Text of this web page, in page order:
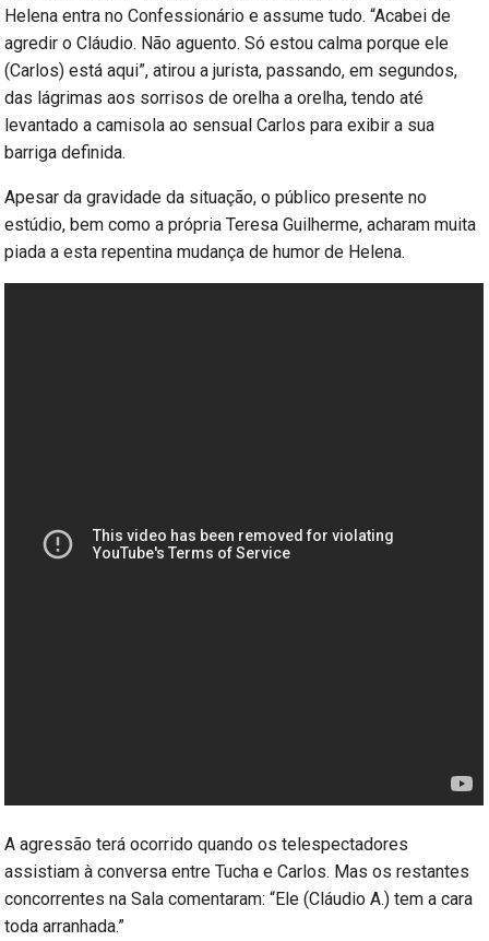
Helena entra no Confessionário e assume tudo. “Acabei de
agredir o Cláudio. Não aguento. Só estou calma porque ele
(Carlos) está aqui”, atirou a jurista, passando, em segundos,
das lágrimas aos sorrisos de orelha a orelha, tendo até
levantado a camisola ao sensual Carlos para exibir a sua
barriga definida.
Apesar da gravidade da situação, o público presente no
estúdio, bem como a própria Teresa Guilherme, acharam muita
piada a esta repentina mudança de humor de Helena.
A agressão terá ocorrido quando os telespectadores
assistiam à conversa entre Tucha e Carlos. Mas os restantes
concorrentes na Sala comentaram: “Ele (Cláudio A.) tem a cara
toda arranhada.”